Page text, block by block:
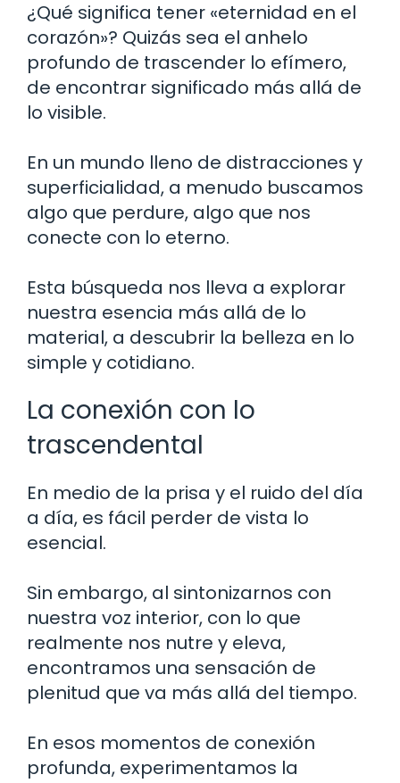
¿Qué significa tener «eternidad en el
corazón»? Quizás sea el anhelo
profundo de trascender lo efímero,
de encontrar significado más allá de
lo visible.
En un mundo lleno de distracciones y
superficialidad, a menudo buscamos
algo que perdure, algo que nos
conecte con lo eterno.
Esta búsqueda nos lleva a explorar
nuestra esencia más allá de lo
material, a descubrir la belleza en lo
simple y cotidiano.
La conexión con lo
trascendental
En medio de la prisa y el ruido del día
a día, es fácil perder de vista lo
esencial.
Sin embargo, al sintonizarnos con
nuestra voz interior, con lo que
realmente nos nutre y eleva,
encontramos una sensación de
plenitud que va más allá del tiempo.
En esos momentos de conexión
profunda, experimentamos la